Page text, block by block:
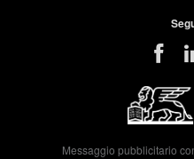
Messaggio pubblicitario